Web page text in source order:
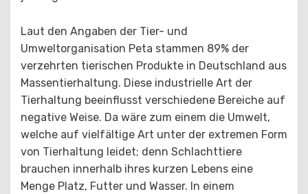
Laut den Angaben der Tier- und
Umweltorganisation Peta stammen 89% der
verzehrten tierischen Produkte in Deutschland aus
Massentierhaltung. Diese industrielle Art der
Tierhaltung beeinflusst verschiedene Bereiche auf
negative Weise. Da wäre zum einem die Umwelt,
welche auf vielfältige Art unter der extremen Form
von Tierhaltung leidet; denn Schlachttiere
brauchen innerhalb ihres kurzen Lebens eine
Menge Platz, Futter und Wasser. In einem